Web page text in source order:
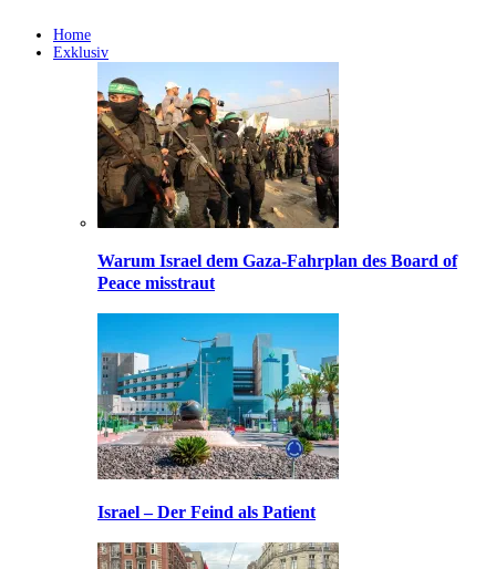
Home
Exklusiv
Warum Israel dem Gaza-Fahrplan des Board of
Peace misstraut
Israel – Der Feind als Patient